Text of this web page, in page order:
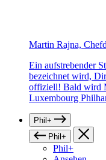
Martin Rajna,
Ein aufstrebender
bezeichnet wird,
offiziell! Bald wird
Luxembourg
Phil+
Phil+
Phil+